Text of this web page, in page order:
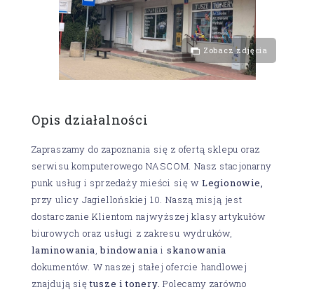
Zobacz zdjęcia
Opis działalności
Zapraszamy do zapoznania się z ofertą sklepu oraz
serwisu komputerowego NASCOM. Nasz stacjonarny
punk usług i sprzedaży mieści się w Legionowie,
przy ulicy Jagiellońskiej 10. Naszą misją jest
dostarczanie Klientom najwyższej klasy artykułów
biurowych oraz usługi z zakresu wydruków,
laminowania,bindowania i skanowania
dokumentów. W naszej stałej ofercie handlowej
znajdują siętusze i tonery.Polecamy zarówno